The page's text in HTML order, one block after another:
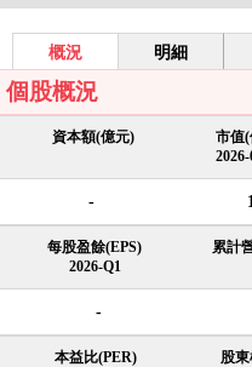
概況 明細
個股概況
資本額(億元)
市值
-
每股盈餘(EPS)
2026-Q1
累計
-
本益比(PER)
股